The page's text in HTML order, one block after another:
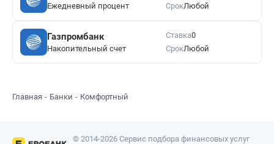
Ежедневный процент
СрокЛюбой
Газпромбанк
Накопительный счет
Ставка0
СрокЛюбой
Главная Банки Комфортный
© 2014-2026 Сервис подбора финансовых услуг